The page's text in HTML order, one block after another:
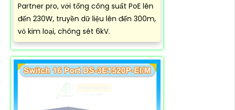
Partner pro, với tổng công suất PoE lên
đến 230W, truyền dữ liệu lên đến 300m,
vỏ kim loại, chông sét 6kV.